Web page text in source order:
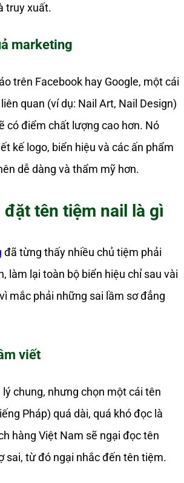
truy xuất.
marketing
trên Facebook hay Google, một cái
quan (ví dụ: Nail Art, Nail Design)
có điểm chất lượng cao hơn. Nó
kế logo, biển hiệu và các ấn phẩm
dễ dàng và thẩm mỹ hơn.
đặt tên tiệm nail là gì
đã từng thấy nhiều chủ tiệm phải
làm lại toàn bộ biển hiệu chỉ sau vài
mắc phải những sai lầm sơ đẳng
viết
chung, nhưng chọn một cái tên
Pháp) quá dài, quá khó đọc là
hàng Việt Nam sẽ ngại đọc tên
sai, từ đó ngại nhắc đến tên tiệm.